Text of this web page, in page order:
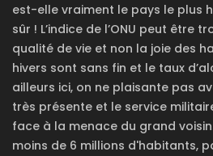
est-elle vraiment le pays le plus
sûr ! L’indice de l’ONU peut être
qualité de vie et non la joie des
hivers sont sans fin et le taux
ailleurs ici, on ne plaisante pas
très présente et le service
face à la menace du grand
moins de 6 millions d'habitants,